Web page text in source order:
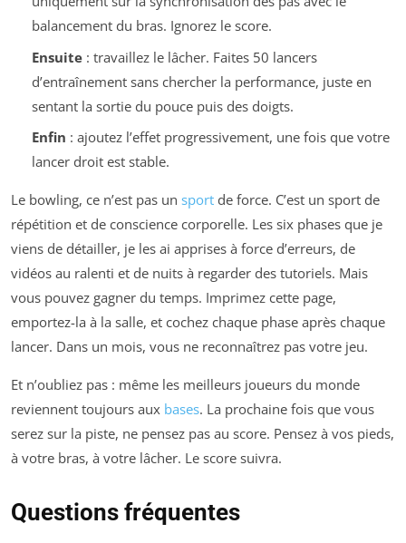
balancement du bras. Ignorez le score.
Ensuite: travaillez le lâcher. Faites 50 lancers
d’entraînement sans chercher la performance, juste en
sentant la sortie du pouce puis des doigts.
Enfin : ajoutez l’effet progressivement, une fois que votre
lancer droit est stable.
Le bowling, ce n’est pas un sport de force. C’est un sport de
répétition et de conscience corporelle. Les six phases que je
viens de détailler, je les ai apprises à force d’erreurs, de
vidéos au ralenti et de nuits à regarder des tutoriels. Mais
vous pouvez gagner du temps. Imprimez cette page,
emportez-la à la salle, et cochez chaque phase après chaque
lancer. Dans un mois, vous ne reconnaîtrez pas votre jeu.
Et n’oubliez pas : même les meilleurs joueurs du monde
reviennent toujours aux bases. La prochaine fois que vous
serez sur la piste, ne pensez pas au score. Pensez à vos pieds,
à votre bras, à votre lâcher. Le score suivra.
Questions fréquentes